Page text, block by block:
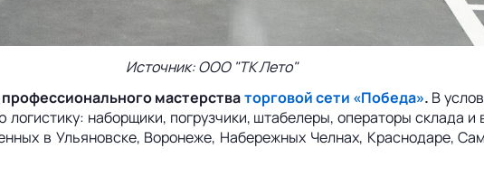
Источник: ООО "ТК Лето"
мастерстваторговой сети «Победа». В
наборщики, погрузчики, штабелеры, операторы склада и
в Ульяновске, Воронеже, Набережных Челнах, Краснодаре,